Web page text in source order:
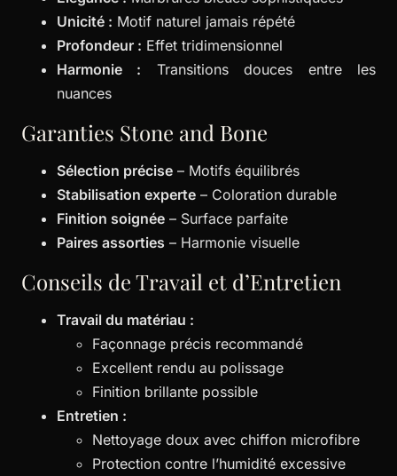
Unicité : Motif naturel jamais répété
Profondeur : Effet tridimensionnel
Harmonie : Transitions douces entre les
nuances
Garanties Stone and Bone
Sélection précise – Motifs équilibrés
Stabilisation experte – Coloration durable
Finition soignée – Surface parfaite
Paires assorties – Harmonie visuelle
Conseils de Travail et d’Entretien
Travail du matériau :
Façonnage précis recommandé
Excellent rendu au polissage
Finition brillante possible
Entretien :
Nettoyage doux avec chiffon microfibre
Protection contre l’humidité excessive